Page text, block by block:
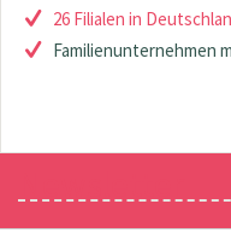
26 Filialen in
Familienunternehmen